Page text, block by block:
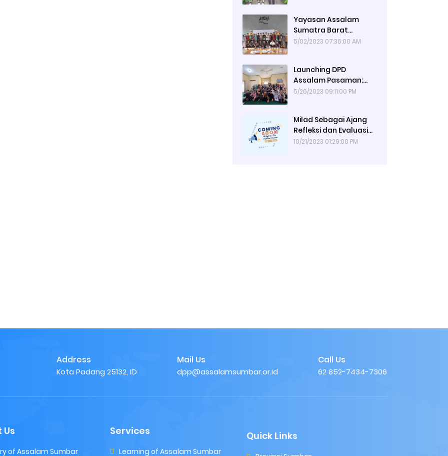
Yayasan Assalam
Sumatra Barat
diumumkan berdiri
5/02/2023 07:36:00 AM
Launching DPD
Assalam Pasaman:
Meningkatkan Peran
5/26/2023 09:11:00 PM
Milad Sebagai Ajang
Refleksi dan Evaluasi
ASSALAM SUMBAR 2023
10/21/2023 01:29:00 PM
Address
Kota Padang 25132, ID
Mail Us
dpp@assalamsumbar.or.id
Call Us
62 852-7434-7306
Us
of Assalam Sumbar
Services
Learning of Assalam Sumbar
Quick Links